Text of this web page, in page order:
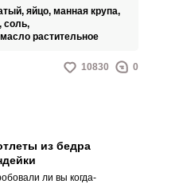
и в основном хлеб. В
рецепте вам
приготовить
из индейки без хлеба и
яйцо, манная крупа,
соль,
масло растительное
10830 0
из бедра
ли вы когда-